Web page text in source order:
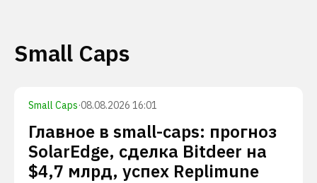
Small Caps
Small Caps·08.08.2026 16:01
Главное в small-caps: прогноз
SolarEdge, сделка Bitdeer на
$4,7 млрд, успех Replimune